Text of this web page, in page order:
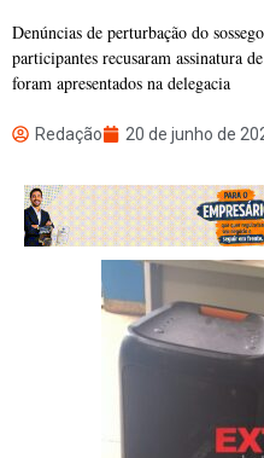
Denúncias de perturbação do
participantes recusaram assinatura
foram apresentados na delegacia
Redação 20 de junho de